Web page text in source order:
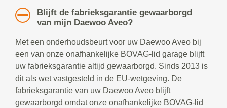
Blijft de fabrieksgarantie gewaarborgd
van mijn Daewoo Aveo?
Met een onderhoudsbeurt voor uw Daewoo Aveo bij
een van onze onafhankelijke BOVAG-lid garage blijft
uw fabrieksgarantie altijd gewaarborgd. Sinds 2013 is
dit als wet vastgesteld in de EU-wetgeving. De
fabrieksgarantie van uw Daewoo Aveo blijft
gewaarborgd omdat onze onafhankelijke BOVAG-lid